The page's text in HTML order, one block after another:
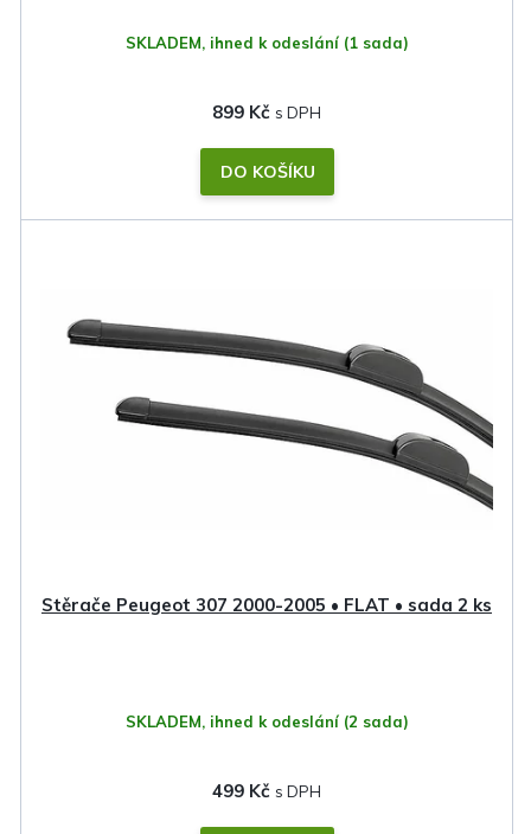
SKLADEM, ihned k odeslání (1 sada)
899 Kč
DO KOŠÍKU
Stěrače Peugeot 307 2000-2005 • FLAT • sada 2 ks
SKLADEM, ihned k odeslání (2 sada)
499 Kč